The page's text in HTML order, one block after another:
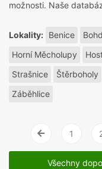
možnosti. Naše
Lokality: Benice
Horní Měcholupy
Strašnice
Štěrboholy
Záběhlice
Vlevo
1
Všechny